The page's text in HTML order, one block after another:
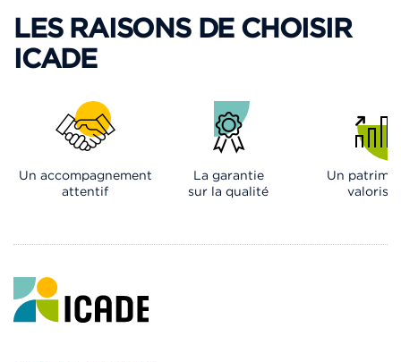
LES RAISONS DE CHOISIR
ICADE
Un accompagnement
attentif
La garantie
sur la qualité
Un
valorisé